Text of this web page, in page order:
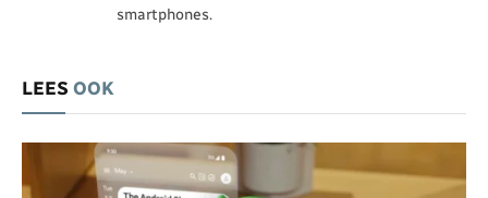
smartphones.
LEES OOK